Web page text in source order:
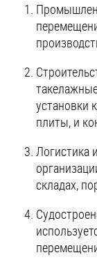
установки
плиты, и
Логистика
складах,